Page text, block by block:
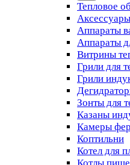
Тепловое
Аппараты
Аппараты
Витрины
Грили для
Грили
Зонты для
Казаны
Камеры
Коптильни
Котел для